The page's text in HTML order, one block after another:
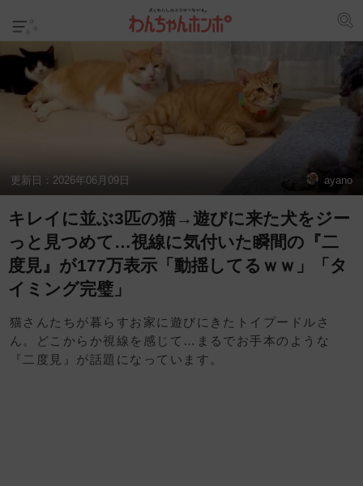
更新日： 2026年06月09日 ayano
キレイに並ぶ3匹の猫→遊びに来た犬をジー
っと見つめて…視線に気付いた瞬間の『二
度見』が177万表示「動揺してるｗｗ」「タ
イミング完璧」
猫さんたちが暮らすお家に遊びにきたトイプードルさ
ん。どこからか視線を感じて…まるでお手本のような
『二度見』が話題になっています。